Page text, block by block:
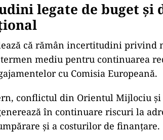
legate de buget și
că rămân incertitudini privind
termen mediu pentru continuarea
cu Comisia Europeană.
conflictul din Orientul Mijlociu și
în continuare riscuri la
și a costurilor de finanțare.